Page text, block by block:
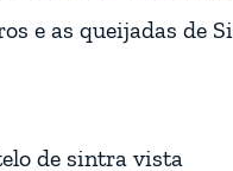
e as queijadas de